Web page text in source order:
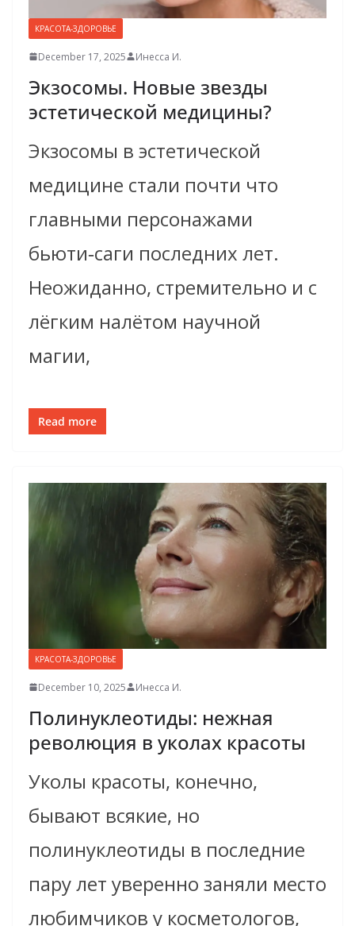
КРАСОТА-ЗДОРОВЬЕ
December 17, 2025 Инесса И.
Экзосомы. Новые звезды
эстетической медицины?
Экзосомы в эстетической
медицине стали почти что
главными персонажами
бьюти‑саги последних лет.
Неожиданно, стремительно и с
лёгким налётом научной
магии,
Read more
КРАСОТА-ЗДОРОВЬЕ
December 10, 2025 Инесса И.
Полинуклеотиды: нежная
революция в уколах красоты
Уколы красоты, конечно,
бывают всякие, но
полинуклеотиды в последние
пару лет уверенно заняли место
любимчиков у косметологов,